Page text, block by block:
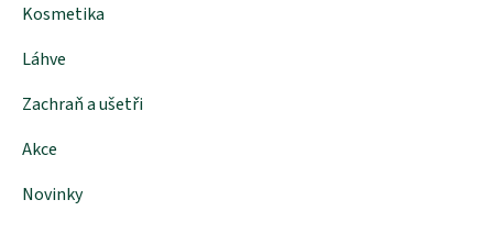
Kosmetika
Láhve
Zachraň a ušetři
Akce
Novinky